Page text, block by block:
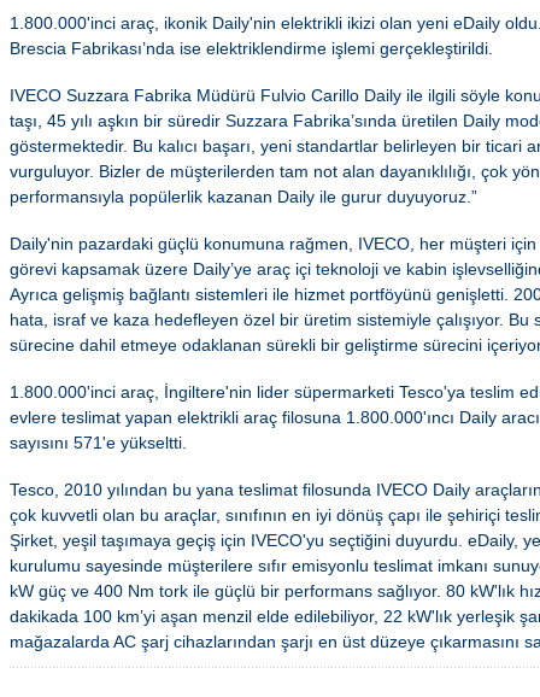
1.800.000'inci araç, ikonik Daily'nin elektrikli ikizi olan yeni eDaily
Brescia Fabrikası’nda ise elektriklendirme işlemi gerçekleştirildi.
IVECO Suzzara Fabrika Müdürü Fulvio Carillo Daily ile ilgili söyle
taşı, 45 yılı aşkın bir süredir Suzzara Fabrika’sında üretilen Daily
göstermektedir. Bu kalıcı başarı, yeni standartlar belirleyen bir ticari
vurguluyor. Bizler de müşterilerden tam not alan dayanıklılığı, çok
performansıyla popülerlik kazanan Daily ile gurur duyuyoruz.”
Daily'nin pazardaki güçlü konumuna rağmen, IVECO, her müşteri
görevi kapsamak üzere Daily’ye araç içi teknoloji ve kabin
Ayrıca gelişmiş bağlantı sistemleri ile hizmet portföyünü genişletti.
hata, israf ve kaza hedefleyen özel bir üretim sistemiyle çalışıyor.
sürecine dahil etmeye odaklanan sürekli bir geliştirme sürecini
1.800.000'inci araç, İngiltere'nin lider süpermarketi Tesco'ya teslim
evlere teslimat yapan elektrikli araç filosuna 1.800.000'ıncı Daily
sayısını 571'e yükseltti.
Tesco, 2010 yılından bu yana teslimat filosunda IVECO Daily
çok kuvvetli olan bu araçlar, sınıfının en iyi dönüş çapı ile şehiriçi
Şirket, yeşil taşımaya geçiş için IVECO'yu seçtiğini duyurdu. eDaily,
kurulumu sayesinde müşterilere sıfır emisyonlu teslimat imkanı
kW güç ve 400 Nm tork ile güçlü bir performans sağlıyor. 80 kW'lık
dakikada 100 km’yi aşan menzil elde edilebiliyor, 22 kW'lık yerleşik
mağazalarda AC şarj cihazlarından şarjı en üst düzeye çıkarmasını